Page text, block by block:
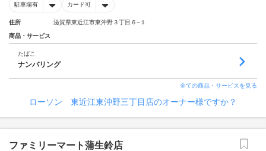
駐車場有 カード可
住所 滋賀県東近江市東沖野３丁目６−１
商品・サービス
たばこ
ナンバリング
全ての商品・サービスを見る
ローソン 東近江東沖野三丁目店のオーナー様ですか？
ファミリーマート蒲生鈴店